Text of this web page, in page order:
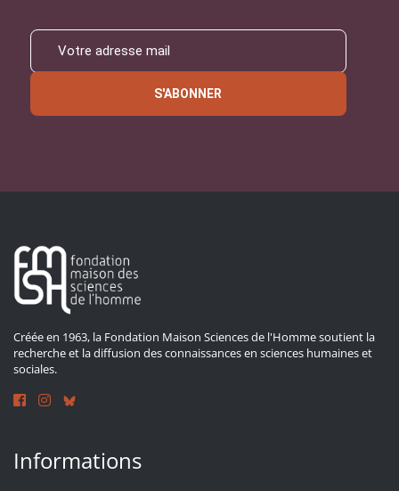
S'ABONNER
Créée en 1963, la Fondation Maison Sciences de l'Homme soutient la
recherche et la diffusion des connaissances en sciences humaines et
sociales.
Informations